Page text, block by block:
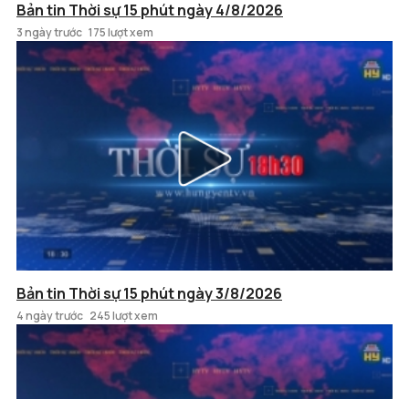
Bản tin Thời sự 15 phút ngày 4/8/2026
3 ngày trước 175 lượt xem
Bản tin Thời sự 15 phút ngày 3/8/2026
4 ngày trước 245 lượt xem